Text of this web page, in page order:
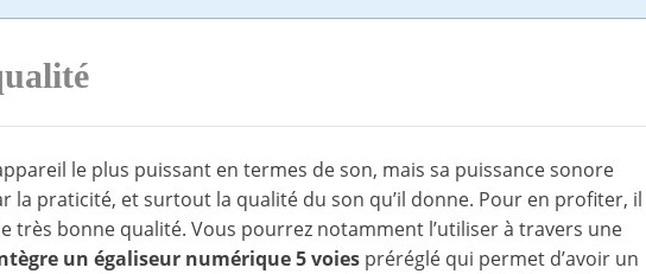
le plus puissant en termes de son, mais sa puissance sonore
la praticité, et surtout la qualité du son qu’il donne. Pour en profiter, il
très bonne qualité. Vous pourrez notamment l’utiliser à travers une
un égaliseur numérique 5 voies préréglé qui permet d’avoir un